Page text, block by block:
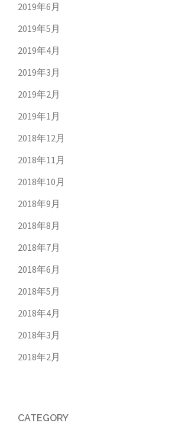
2019年6月
2019年5月
2019年4月
2019年3月
2019年2月
2019年1月
2018年12月
2018年11月
2018年10月
2018年9月
2018年8月
2018年7月
2018年6月
2018年5月
2018年4月
2018年3月
2018年2月
CATEGORY